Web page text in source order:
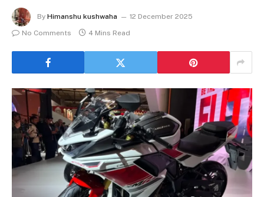
By Himanshu kushwaha
12 December 2025
No Comments
4 Mins Read